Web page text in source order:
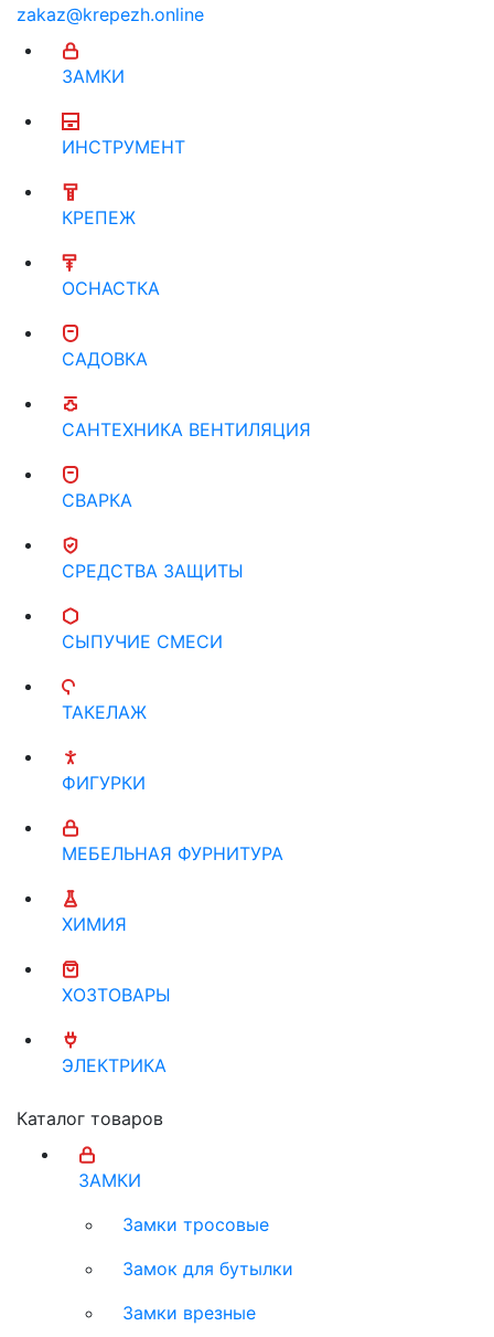
zakaz@krepezh.online
ЗАМКИ
ИНСТРУМЕНТ
КРЕПЕЖ
ОСНАСТКА
САДОВКА
САНТЕХНИКА ВЕНТИЛЯЦИЯ
СВАРКА
СРЕДСТВА ЗАЩИТЫ
СЫПУЧИЕ СМЕСИ
ТАКЕЛАЖ
ФИГУРКИ
МЕБЕЛЬНАЯ ФУРНИТУРА
ХИМИЯ
ХОЗТОВАРЫ
ЭЛЕКТРИКА
Каталог товаров
ЗАМКИ
Замки тросовые
Замок для бутылки
Замки врезные